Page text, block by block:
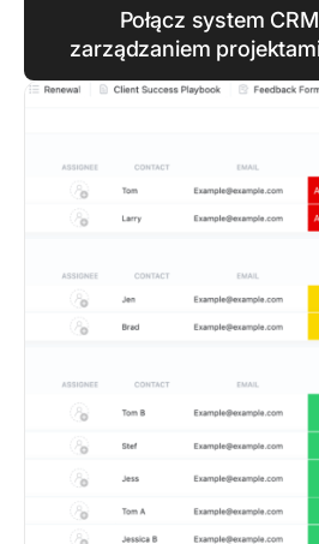
Połącz system
zarządzaniem